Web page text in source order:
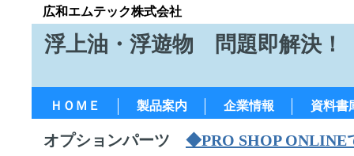
広和エムテック株式会社
浮上油・浮遊物 問題即解決！
ＨＯＭＥ 製品案内 企業情報 資料書
オプションパーツ ◆PRO SHOP